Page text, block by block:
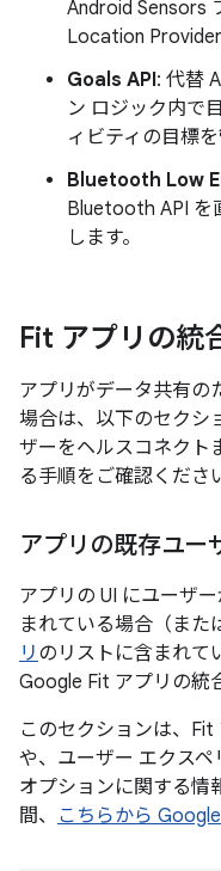
Android Sensors
Location Provider
Goals API: 代替
ン ロジック内で
ィビティの目標を
Bluetooth Low
Bluetooth API を
します。
Fit アプリの統
アプリがデータ共有の
場合は、以下のセクシ
ザーをヘルスコネクト
る手順をご確認くださ
アプリの既存ユー
アプリの UI にユーザ
まれている場合（また
リ のリストに含まれて
Google Fit アプリの統
このセクションは、
や、ユーザー エクス
オプションに関する情
間、 こちらから